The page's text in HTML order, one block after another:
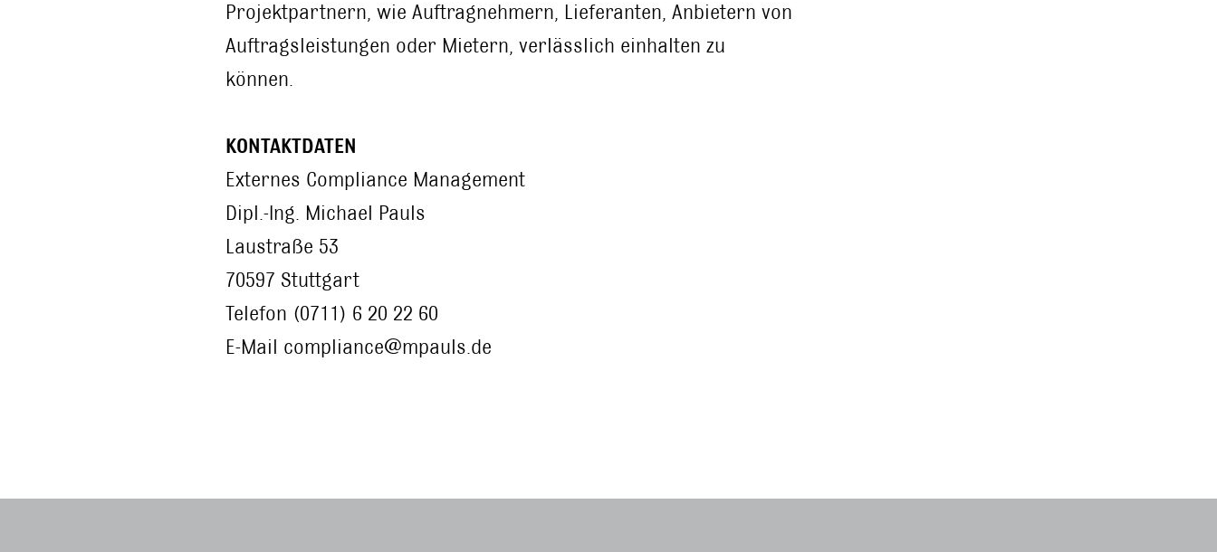
Projektpartnern, wie Auftragnehmern, Lieferanten, Anbietern von
Auftragsleistungen oder Mietern, verlässlich einhalten zu
können.
KONTAKTDATEN
Externes Compliance Management
Dipl.-Ing. Michael Pauls
Laustraße 53
70597 Stuttgart
Telefon (0711) 6 20 22 60
E-Mail compliance@mpauls.de